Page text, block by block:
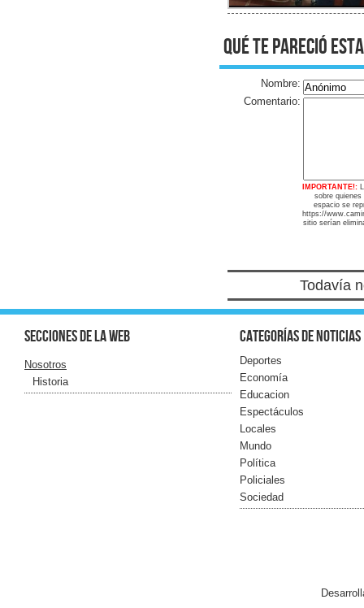
qué te pareció
Nombre:
Comentario:
IMPORTANTE!:
sobre
espacio se
https://
sitio serían
Todavía
Secciones de la web
Nosotros
Historia
Categorías de noticias
Deportes
Economía
Educacion
Espectáculos
Locales
Mundo
Política
Policiales
Sociedad